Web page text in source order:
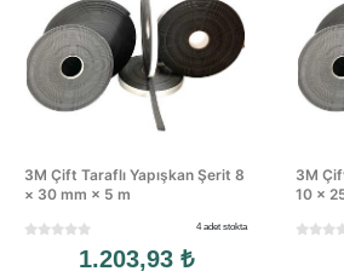
3M Çift Taraflı Yapışkan Şerit 8
× 30 mm × 5 m
4 adet stokta
1.203,93 ₺
3M
10 ×